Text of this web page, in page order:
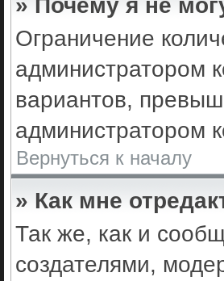
Ограничение
администратором
вариантов,
администратором
Вернуться к началу
» Как мне
Так же, как и
создателями,